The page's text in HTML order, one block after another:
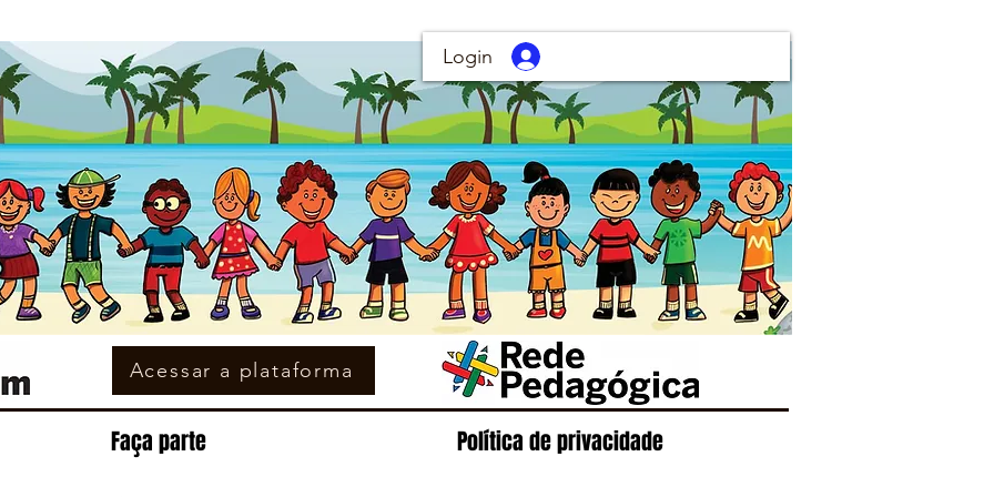
Login
Acessar a plataforma
Faça parte Política de privacidade